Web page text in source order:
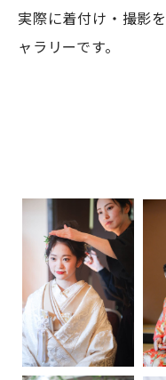
実際に着付け・撮影
ャラリーです。